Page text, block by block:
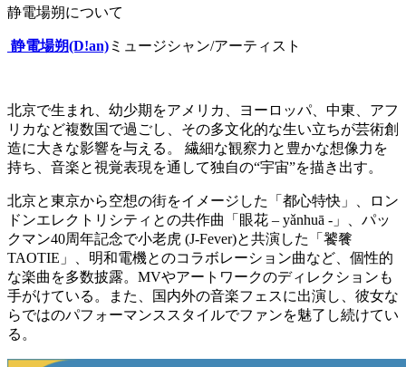
静電場朔について
静電場朔(D!an) ミュージシャン/アーティスト
北京で生まれ、幼少期をアメリカ、ヨーロッパ、中東、アフ
リカなど複数国で過ごし、その多文化的な生い立ちが芸術創
造に大きな影響を与える。 繊細な観察力と豊かな想像力を
持ち、音楽と視覚表現を通して独自の“宇宙”を描き出す。
北京と東京から空想の街をイメージした「都心特快」、ロン
ドンエレクトリシティとの共作曲「眼花 – yǎnhuā -」、パッ
クマン40周年記念で小老虎 (J-Fever)と共演した「饕餮
TAOTIE」、明和電機とのコラボレーション曲など、個性的
な楽曲を多数披露。MVやアートワークのディレクションも
手がけている。また、国内外の音楽フェスに出演し、彼女な
らではのパフォーマンススタイルでファンを魅了し続けてい
る。